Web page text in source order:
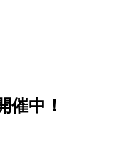
催中！